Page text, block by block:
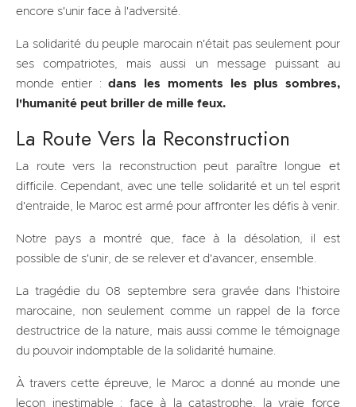
encore s'unir face à l'adversité.
La solidarité du peuple marocain n'était pas seulement pour
ses compatriotes, mais aussi un message puissant au
monde entier :dans les moments les plus sombres,
l'humanité peut briller de mille feux.
La Route Vers la Reconstruction
La route vers la reconstruction peut paraître longue et
difficile. Cependant, avec une telle solidarité et un tel esprit
d'entraide, le Maroc est armé pour affronter les défis à venir.
Notre pays a montré que, face à la désolation, il est
possible de s'unir, de se relever et d'avancer, ensemble.
La tragédie du 08 septembre sera gravée dans l'histoire
marocaine, non seulement comme un rappel de la force
destructrice de la nature, mais aussi comme le témoignage
du pouvoir indomptable de la solidarité humaine.
À travers cette épreuve, le Maroc a donné au monde une
leçon inestimable : face à la catastrophe, la vraie force